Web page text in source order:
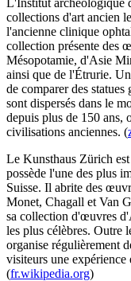
collections d'art ancien
l'ancienne clinique
collection présente des
Mésopotamie, d'Asie
ainsi que de l'Étrurie.
de comparer des
sont dispersés dans le
depuis plus de 150 ans,
civilisations anciennes. (
Le Kunsthaus Zürich
possède l'une des plus
Suisse. Il abrite des
Monet, Chagall et Van
sa collection d'œuvres
les plus célèbres. Outre
organise régulièrement
visiteurs une expérience
(fr.wikipedia.org)